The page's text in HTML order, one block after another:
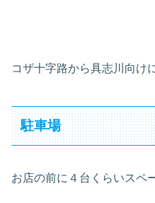
コザ十字路から具志川向け
駐車場
お店の前に４台くらいスペ